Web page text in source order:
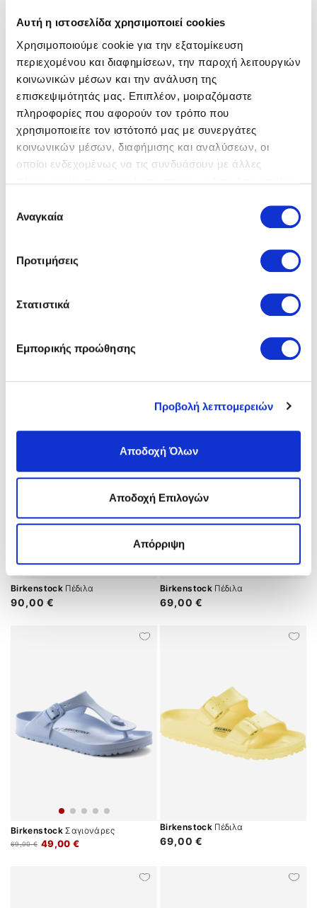
Αυτή η ιστοσελίδα χρησιμοποιεί cookies
Χρησιμοποιούμε cookie για την εξατομίκευση
περιεχομένου και διαφημίσεων, την παροχή λειτουργιών
κοινωνικών μέσων και την ανάλυση της
επισκεψιμότητάς μας. Επιπλέον, μοιραζόμαστε
πληροφορίες που αφορούν τον τρόπο που
χρησιμοποιείτε τον ιστότοπό μας με συνεργάτες
κοινωνικών μέσων, διαφήμισης και αναλύσεων, οι
οποίοι ενδεχομένως να τις συνδυάσουν με άλλες
των υπηρεσιών τους.
συγκατάθεσης
Αναγκαία
Προτιμήσεις
Στατιστικά
Εμπορικής προώθησης
Προβολή λεπτομερειών
Αποδοχή Όλων
Αποδοχή Επιλογών
Απόρριψη
Birkenstock Πέδιλα
69,00 €
Birkenstock Πέδιλα
69,00 €
BirkenstockΠέδιλα
BirkenstockΠέδιλα
90,00 €
BirkenstockΠέδιλα
69,00 €
BirkenstockΣαγιονάρες
49,00 €
69,00 €
BirkenstockΠέδιλα
69,00 €